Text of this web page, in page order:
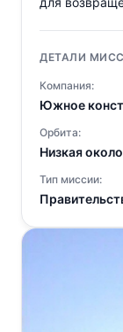
ДЕТАЛИ
Компания:
Южное
Орбита:
Низкая
Тип миссии: